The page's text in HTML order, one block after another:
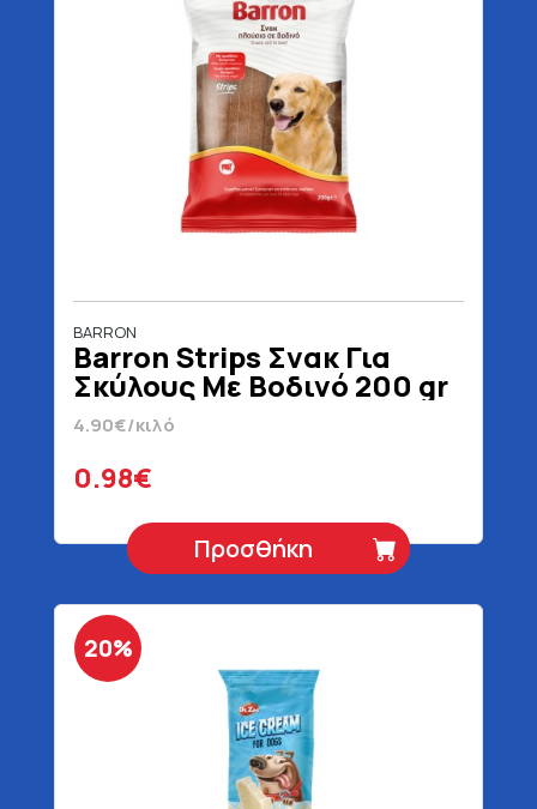
BARRON
Barron Strips Σνακ Για
Σκύλους Με Βοδινό 200 gr
4.90€/κιλό
0.98€
Προσθήκη
20%